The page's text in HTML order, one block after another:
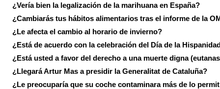
¿Vería bien la legalización de la marihuana en España?
¿Cambiarás tus hábitos alimentarios tras el informe de la
¿Le afecta el cambio al horario de invierno?
¿Está de acuerdo con la celebración del Día de la
¿Está usted a favor del derecho a una muerte digna
¿Llegará Artur Mas a presidir la Generalitat de Cataluña?
¿Le preocuparía que su coche contaminara más de lo